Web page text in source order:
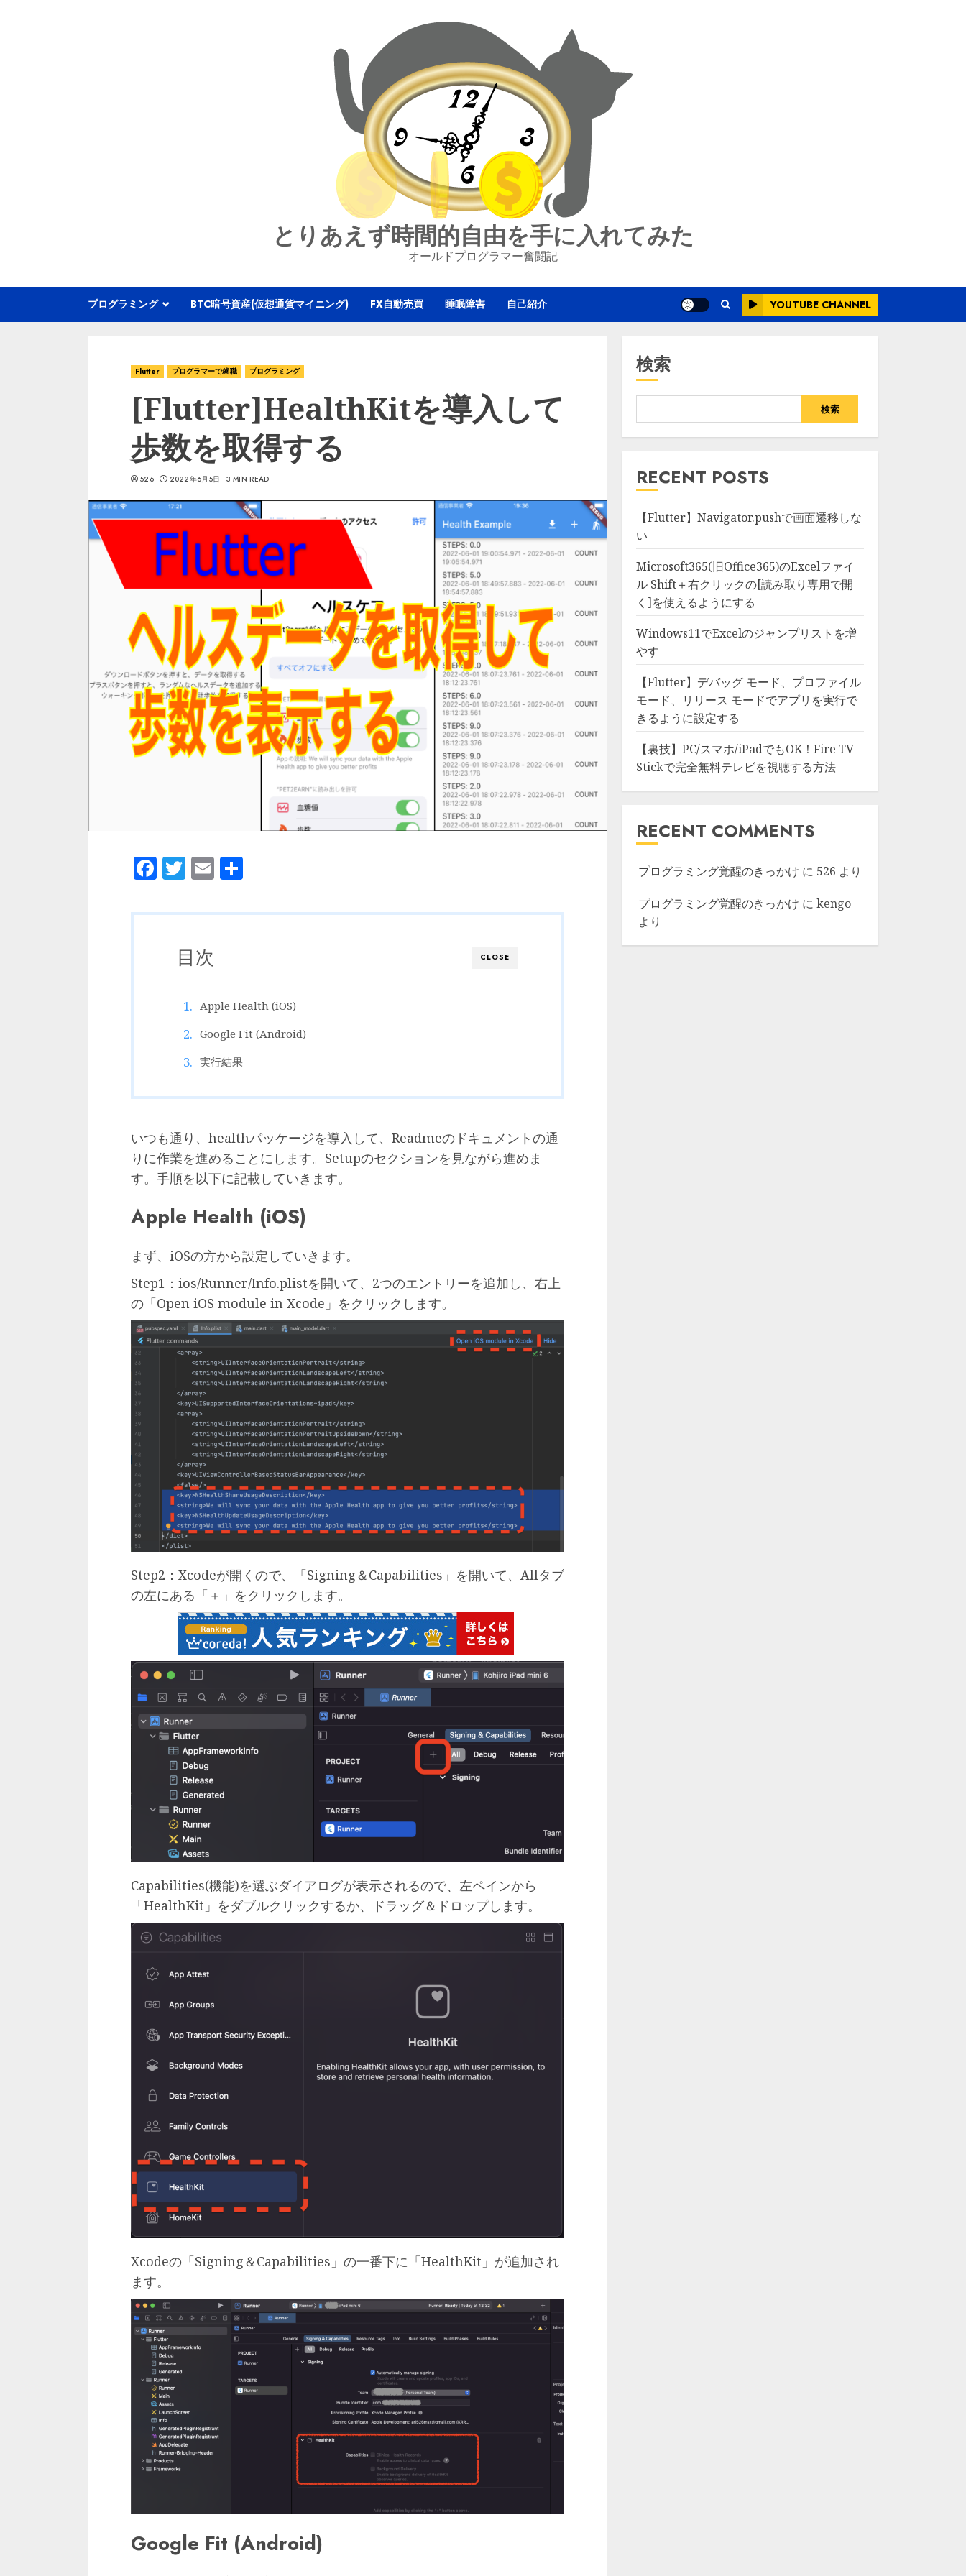
とりあえず時間的自由を手に入れてみた
オールドプログラマー奮闘記
プログラミング BTC暗号資産(仮想通貨マイニング) FX自動売買 睡眠障害 自己紹介 YOUTUBE CHANNEL
Flutter プログラマーで就職 プログラミング
[Flutter]HealthKitを導入して
歩数を取得する
526 2022年6月5日 3 MIN READ
Facebook
Twitter
Email
CLOSE
目次
Apple Health (iOS)
Google Fit (Android)
実行結果
いつも通り、healthパッケージを導入して、Readmeのドキュメントの通
りに作業を進めることにします。Setupのセクションを見ながら進めま
す。手順を以下に記載していきます。
Apple Health (iOS)
まず、iOSの方から設定していきます。
Step1：ios/Runner/Info.plistを開いて、2つのエントリーを追加し、右上
の「Open iOS module in Xcode」をクリックします。
Step2：Xcodeが開くので、「Signing＆Capabilities」を開いて、Allタブ
の左にある「＋」をクリックします。
Capabilities(機能)を選ぶダイアログが表示されるので、左ペインから
「HealthKit」をダブルクリックするか、ドラッグ＆ドロップします。
Xcodeの「Signing＆Capabilities」の一番下に「HealthKit」が追加され
ます。
Google Fit (Android)
検索
検索
RECENT POSTS
【Flutter】Navigator.pushで画面遷移しな
い
Microsoft365(旧Office365)のExcelファイ
ル Shift＋右クリックの[読み取り専用で開
く]を使えるようにする
Windows11でExcelのジャンプリストを増
やす
【Flutter】デバッグ モード、プロファイル
モード、リリース モードでアプリを実行で
きるように設定する
【裏技】PC/スマホ/iPadでもOK！Fire TV
Stickで完全無料テレビを視聴する方法
RECENT COMMENTS
プログラミング覚醒のきっかけ に 526 より
プログラミング覚醒のきっかけ にkengo
より